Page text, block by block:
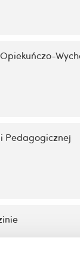
Pedagogicznej